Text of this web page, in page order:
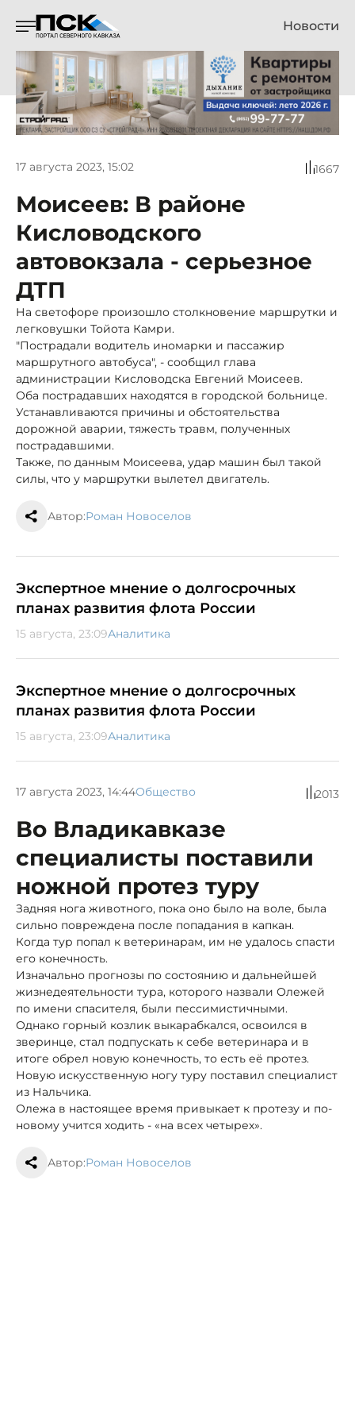
Новости
17 августа 2023, 15:02 1667
Моисеев: В районе
Кисловодского
автовокзала - серьезное
ДТП
На светофоре произошло столкновение маршрутки и
легковушки Тойота Камри.
"Пострадали водитель иномарки и пассажир
маршрутного автобуса", - сообщил глава
администрации Кисловодска Евгений Моисеев.
Оба пострадавших находятся в городской больнице.
Устанавливаются причины и обстоятельства
дорожной аварии, тяжесть травм, полученных
пострадавшими.
Также, по данным Моисеева, удар машин был такой
силы, что у маршрутки вылетел двигатель.
Автор:Роман Новоселов
Экспертное мнение о долгосрочных
планах развития флота России
15 августа, 23:09Аналитика
Экспертное мнение о долгосрочных
планах развития флота России
15 августа, 23:09Аналитика
17 августа 2023, 14:44Общество 2013
Во Владикавказе
специалисты поставили
ножной протез туру
Задняя нога животного, пока оно было на воле, была
сильно повреждена после попадания в капкан.
Когда тур попал к ветеринарам, им не удалось спасти
его конечность.
Изначально прогнозы по состоянию и дальнейшей
жизнедеятельности тура, которого назвали Олежей
по имени спасителя, были пессимистичными.
Однако горный козлик выкарабкался, освоился в
зверинце, стал подпускать к себе ветеринара и в
итоге обрел новую конечность, то есть её протез.
Новую искусственную ногу туру поставил специалист
из Нальчика.
Олежа в настоящее время привыкает к протезу и по-
новому учится ходить - «на всех четырех».
Автор:Роман Новоселов